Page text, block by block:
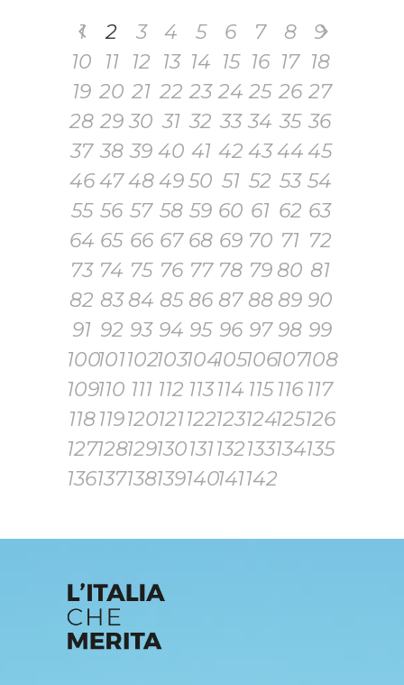
1 2 3 4 5 6 7 8
9
10
11 12 13 14 15 16 17 18
19 20 21 22 23 24 25 26 27
28 29 30 31 32 33 34 35 36
37 38 39 40 41 42 434445
46 474849 50 51 52 53 54
55 56 57 58 59 60 61 62 63
64 65 66 67 68 69 70 71 72
73 74 75 76 77 78 79 80 81
82 83 84 85 86 87 88 89 90
91 92 93 94 95 96 97 98 99
100101102103104105106107108
109110 111 112 113 114 115 116 117
118 119120121122123124125126
127128129130131132133134135
136137138139140141142